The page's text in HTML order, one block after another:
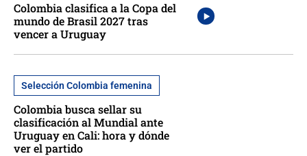
Colombia clasifica a la Copa del
mundo de Brasil 2027 tras
vencer a Uruguay
Selección Colombia femenina
Colombia busca sellar su
clasificación al Mundial ante
Uruguay en Cali: hora y dónde
ver el partido